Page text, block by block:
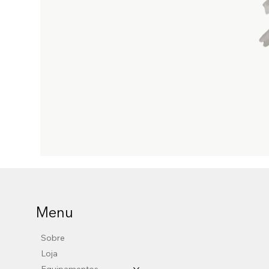
Menu
Sobre
Loja